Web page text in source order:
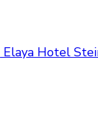
Elaya Hotel